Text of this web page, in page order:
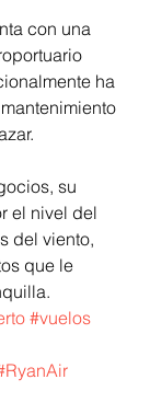
con una
ha
su
el nivel del
del viento,
que le
#vuelos